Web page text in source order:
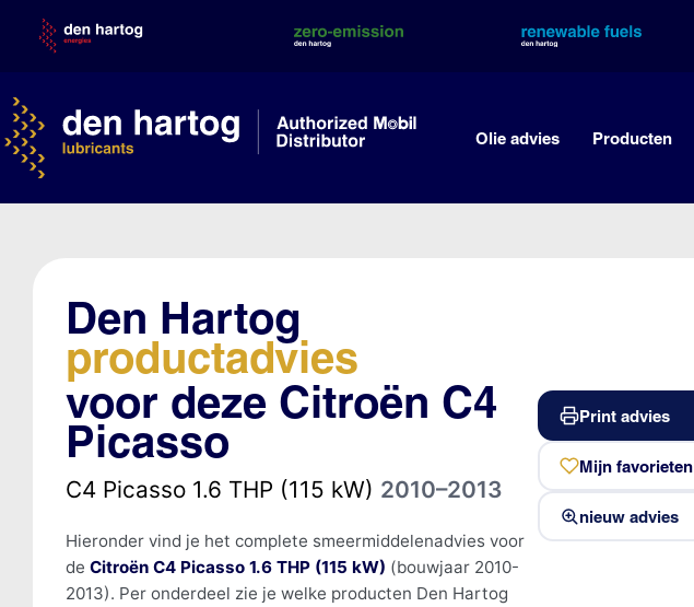
content
Olie advies Producten
Den Hartog
productadvies
voor deze Citroën C4
Picasso
C4 Picasso 1.6 THP (115 kW) 2010–2013
Hieronder vind je het complete smeermiddelenadvies voor
de Citroën C4 Picasso 1.6 THP (115 kW) (bouwjaar 2010-
2013). Per onderdeel zie je welke producten Den Hartog
Print advies
Mijn favorieten
nieuw advies